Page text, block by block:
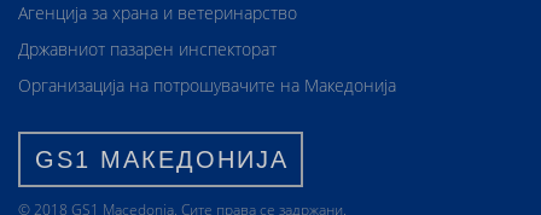
Агенција за храна и ветеринарство
Државниот пазарен инспекторат
Организација на потрошувачите на Македонија
GS1 МАКЕДОНИЈА
© 2018 GS1 Маcedonia. Сите права се задржани.